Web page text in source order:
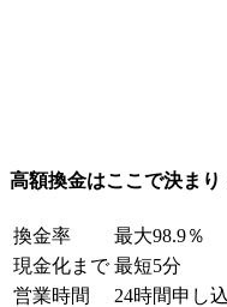
高額換金はここで決ま
換金率
最大98.9％
現金化まで 最短5分
営業時間
24時間申し